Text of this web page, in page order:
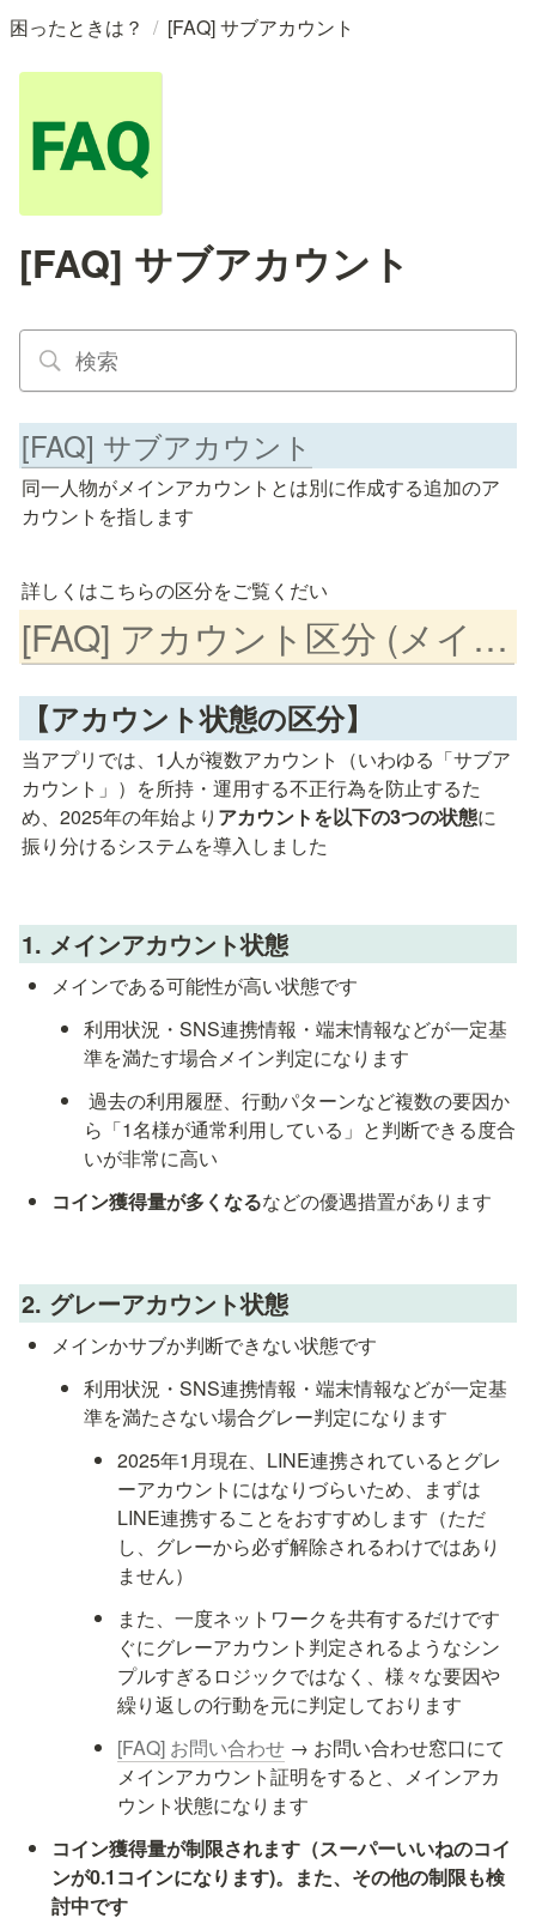
困ったときは？ / [FAQ] サブアカウント
[FAQ] サブアカウント
[FAQ] サブアカウント
同一人物がメインアカウントとは別に作成する追加のア
カウントを指します
詳しくはこちらの区分をご覧くだい
[FAQ] アカウント区分 (メイン・グレー・サブ)
【アカウント状態の区分】
当アプリでは、1人が複数アカウント（いわゆる「サブア
カウント」）を所持・運用する不正行為を防止するた
め、2025年の年始より アカウントを以下の3つの状態に
振り分けるシステムを導入しました
1. メインアカウント状態
メインである可能性が高い状態です
利用状況・SNS連携情報・端末情報などが一定基
準を満たす場合メイン判定になります
過去の利用履歴、行動パターンなど複数の要因か
ら「1名様が通常利用している」と判断できる度合
いが非常に高い
コイン獲得量が多くなるなどの優遇措置があります
2. グレーアカウント状態
メインかサブか判断できない状態です
利用状況・SNS連携情報・端末情報などが一定基
準を満たさない場合グレー判定になります
2025年1月現在、LINE連携されているとグレ
ーアカウントにはなりづらいため、まずは
LINE連携することをおすすめします（ただ
し、グレーから必ず解除されるわけではあり
ません）
また、一度ネットワークを共有するだけです
ぐにグレーアカウント判定されるようなシン
プルすぎるロジックではなく、様々な要因や
繰り返しの行動を元に判定しております
[FAQ] お問い合わせ → お問い合わせ窓口にて
メインアカウント証明をすると、メインアカ
ウント状態になります
コイン獲得量が制限されます（スーパーいいねのコイ
ンが0.1コインになります)。また、その他の制限も検
討中です